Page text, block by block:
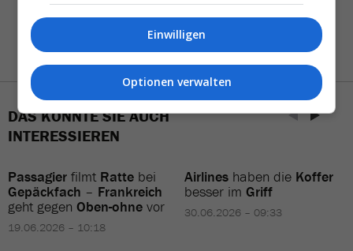
DAS KÖNNTE SIE AUCH
INTERESSIEREN
Passagier filmt Ratte bei
Gepäckfach – Frankreich
geht gegen Oben-ohne vor
19.06.2026 – 10:18
Airlines haben die Koffer
besser im Griff
30.06.2026 – 09:33
Einwilligen
Optionen verwalten